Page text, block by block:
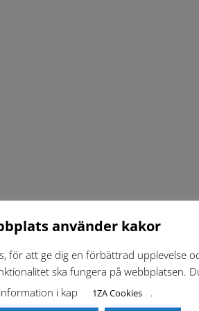
använder kakor
för att ge dig en förbättrad upplevelse
ska fungera på webbplatsen.
i kap
1ZA Cookies .